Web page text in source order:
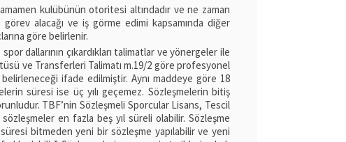
kulübünün otoritesi altındadır ve ne zaman
alacağı ve iş görme edimi kapsamında diğer
göre belirlenir.
dallarının çıkardıkları talimatlar ve yönergeler ile
ve Transferleri Talimatı m.19/2 göre profesyonel
ifade edilmiştir. Aynı maddeye göre 18
süresi ise üç yılı geçemez. Sözleşmelerin bitiş
TBF’nin Sözleşmeli Sporcular Lisans, Tescil
en fazla beş yıl süreli olabilir. Sözleşme
bitmeden yeni bir sözleşme yapılabilir ve yeni